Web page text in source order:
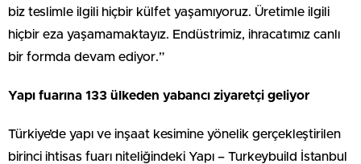
biz teslimle ilgili hiçbir külfet yaşamıyoruz. Üretimle ilgili
hiçbir eza yaşamamaktayız. Endüstrimiz, ihracatımız canlı
bir formda devam ediyor.”
Yapı fuarına 133 ülkeden yabancı ziyaretçi geliyor
Türkiye’de yapı ve inşaat kesimine yönelik gerçekleştirilen
birinci ihtisas fuarı niteliğindeki Yapı – Turkeybuild İstanbul